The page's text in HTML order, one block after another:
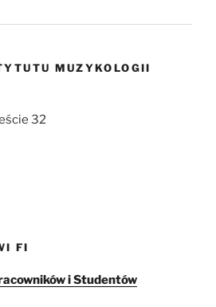
MUZYKOLOGII
32
FI
i Studentów